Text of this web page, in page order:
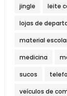
jingle leite
lojas de
material
medicina
sucos
veículos de